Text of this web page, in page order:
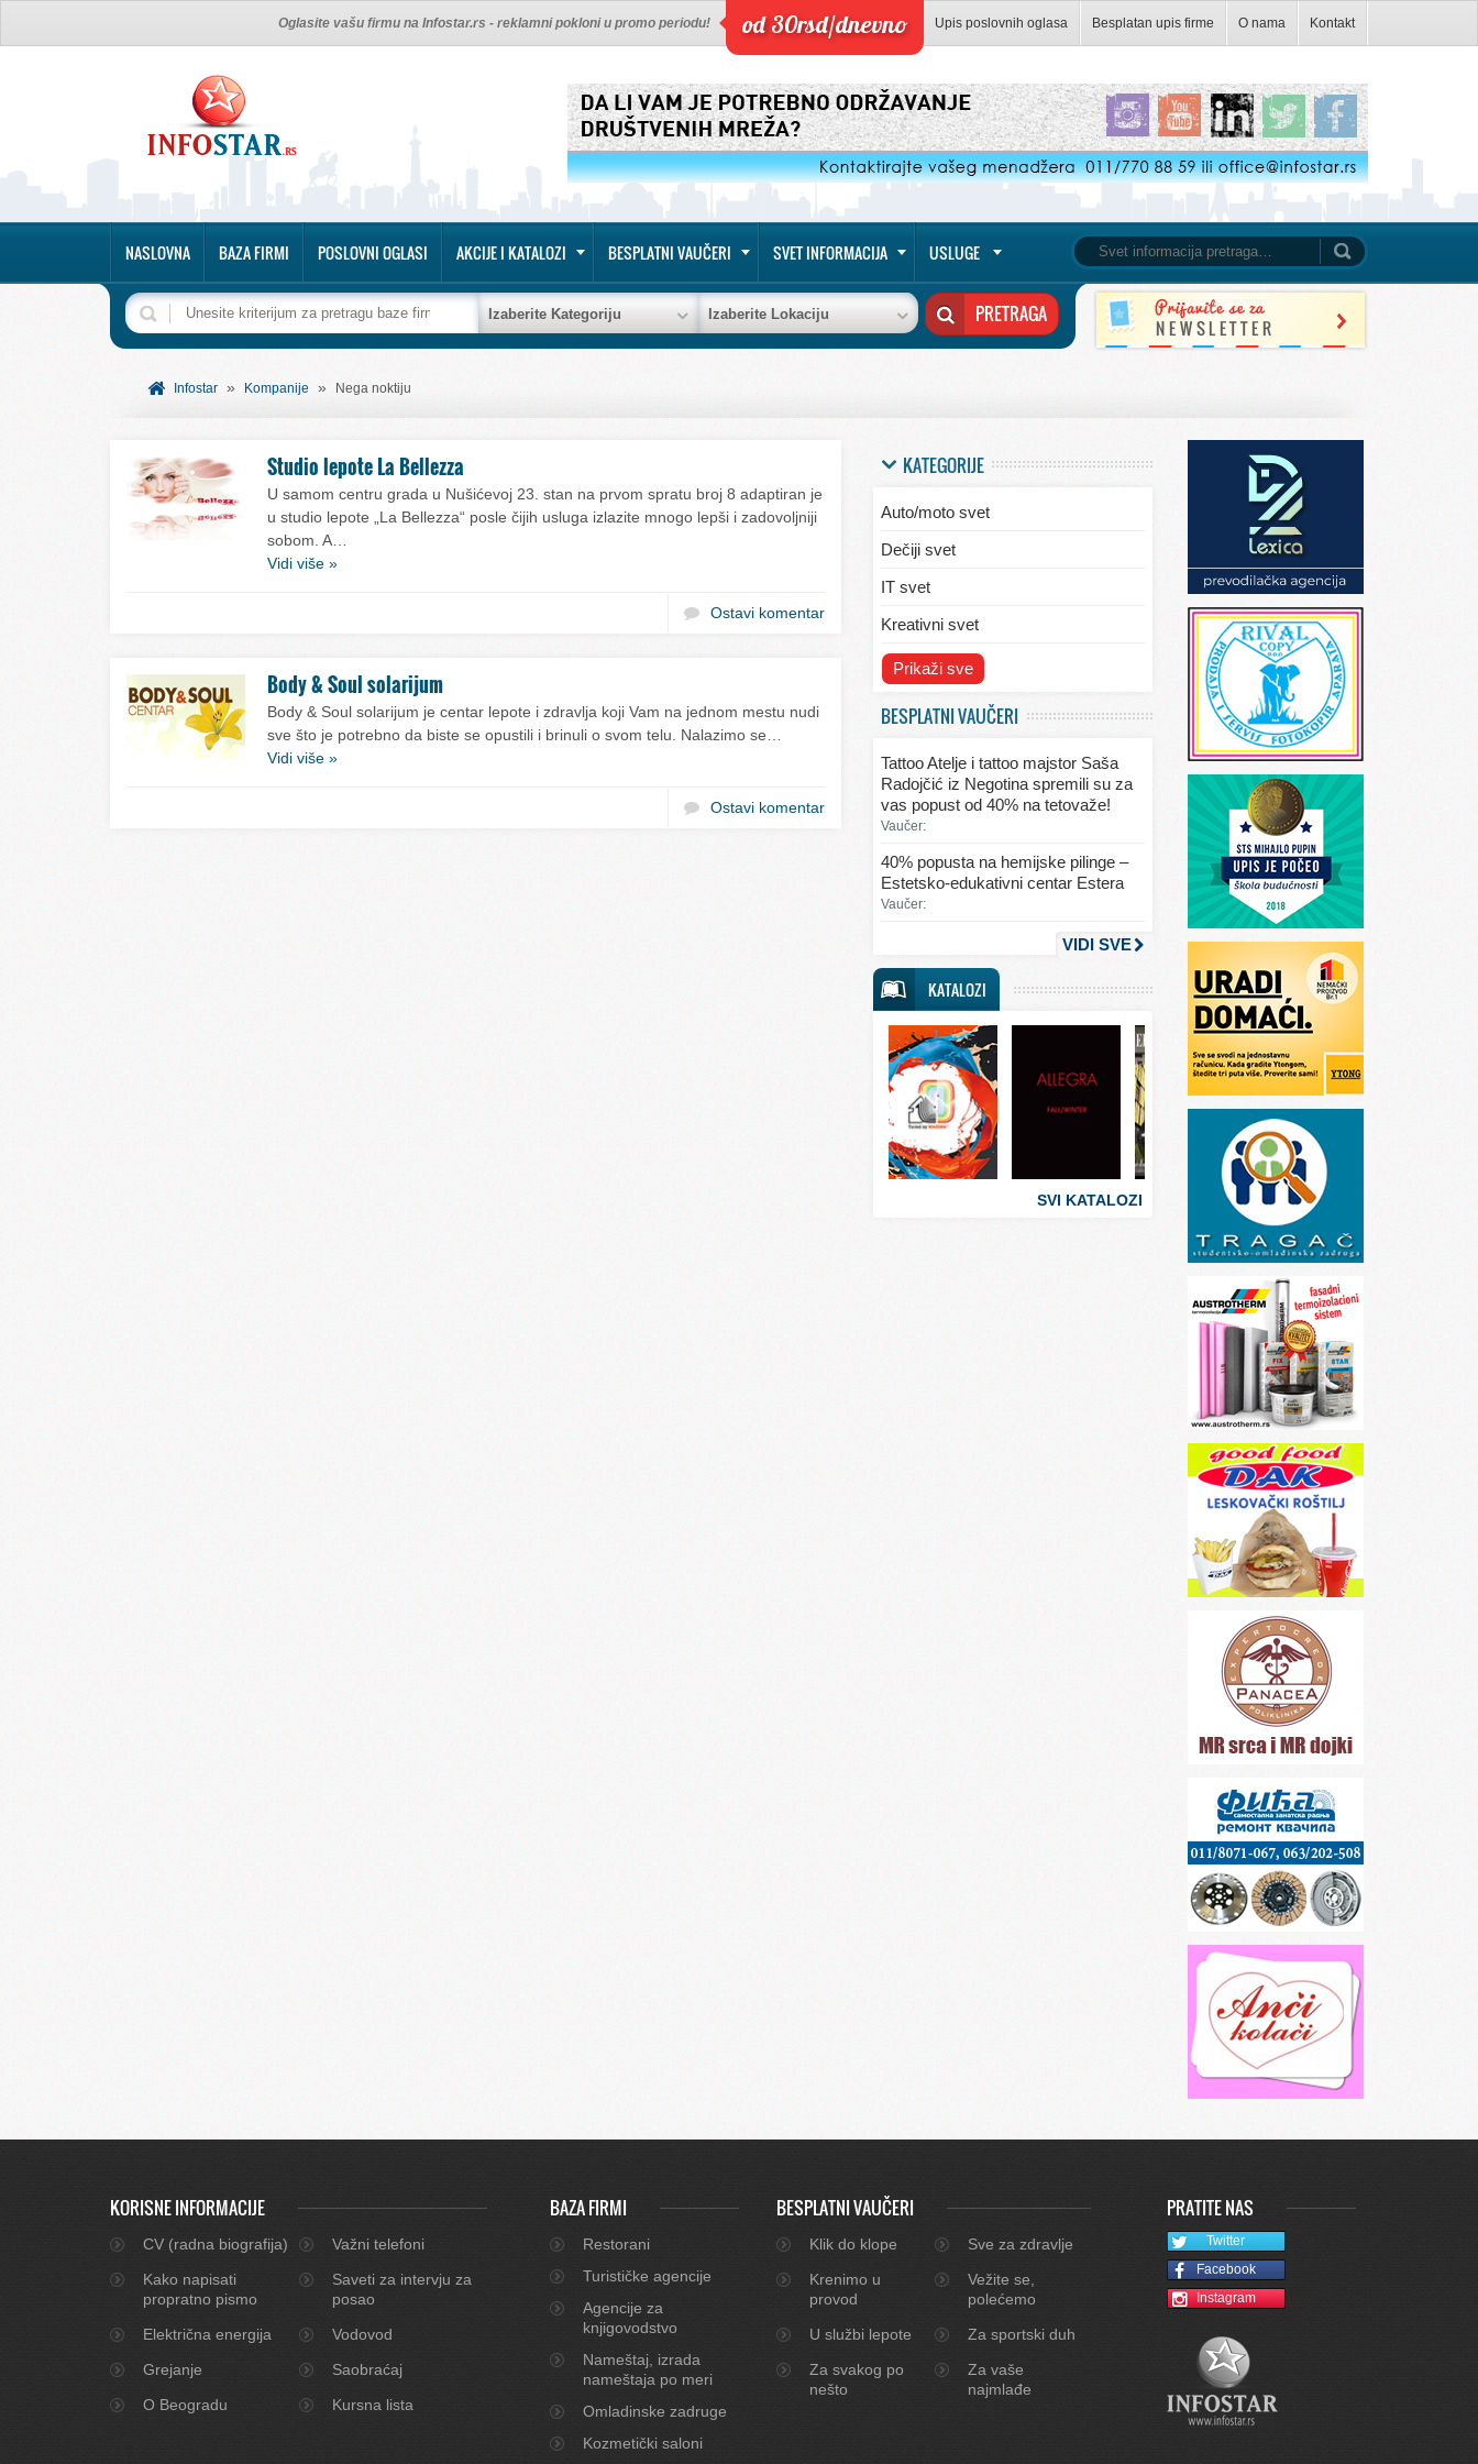
Upis poslovnih oglasa Besplatan upis firme O nama Kontakt
od 30rsd/dnevno
Oglasite vašu firmu na Infostar.rs - reklamni pokloni u promo periodu!
NASLOVNA BAZA FIRMI POSLOVNI OGLASI AKCIJE I KATALOZI BESPLATNI VAUČERI SVET INFORMACIJA USLUGE
Izaberite Kategoriju Izaberite Lokaciju
Infostar » Kompanije » Nega noktiju
Studio lepote La Bellezza
U samom centru grada u Nušićevoj 23. stan na prvom spratu broj 8 adaptiran je
u studio lepote „La Bellezza“ posle čijih usluga izlazite mnogo lepši i zadovoljniji
sobom. A…
Vidi više »
Ostavi komentar
Body & Soul solarijum
Body & Soul solarijum je centar lepote i zdravlja koji Vam na jednom mestu nudi
sve što je potrebno da biste se opustili i brinuli o svom telu. Nalazimo se…
Vidi više »
Ostavi komentar
KATEGORIJE
Auto/moto svet
Dečiji svet
IT svet
Kreativni svet
Svet ekologije
Svet kulinarstva
Svet lepote
Svet mode
Svet sporta
Svet tehnike
Svet ugostiteljstva
Svet zabave i umetnosti
Svet zanimljivosti
Svet zdravlja
Prikaži sve
BESPLATNI VAUČERI
Tattoo Atelje i tattoo majstor Saša
Radojčić iz Negotina spremili su za
vas popust od 40% na tetovaže!
Vaučer:
40% popusta na hemijske pilinge –
Estetsko-edukativni centar Estera
Vaučer:
VIDI SVE
KATALOZI
SVI KATALOZI
KORISNE INFORMACIJE
CV (radna biografija)
Važni telefoni
Kako napisati
propratno pismo
Saveti za intervju za
posao
Električna energija
Vodovod
Grejanje
Saobraćaj
O Beogradu
Kursna lista
BAZA FIRMI
Restorani
Turističke agencije
Agencije za
knjigovodstvo
Nameštaj, izrada
nameštaja po meri
Omladinske zadruge
Kozmetički saloni
BESPLATNI VAUČERI
Klik do klope
Sve za zdravlje
Krenimo u
provod
Vežite se,
polećemo
U službi lepote
Za sportski duh
Za svakog po
nešto
Za vaše
najmlađe
PRATITE NAS
Twitter
Facebook
Instagram